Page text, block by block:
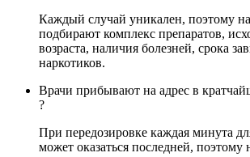
Каждый случай уникален, поэтому
подбирают комплекс препаратов,
возраста, наличия болезней, срока
наркотиков.
Врачи прибывают на адрес в
?
При передозировке каждая минута
может оказаться последней,